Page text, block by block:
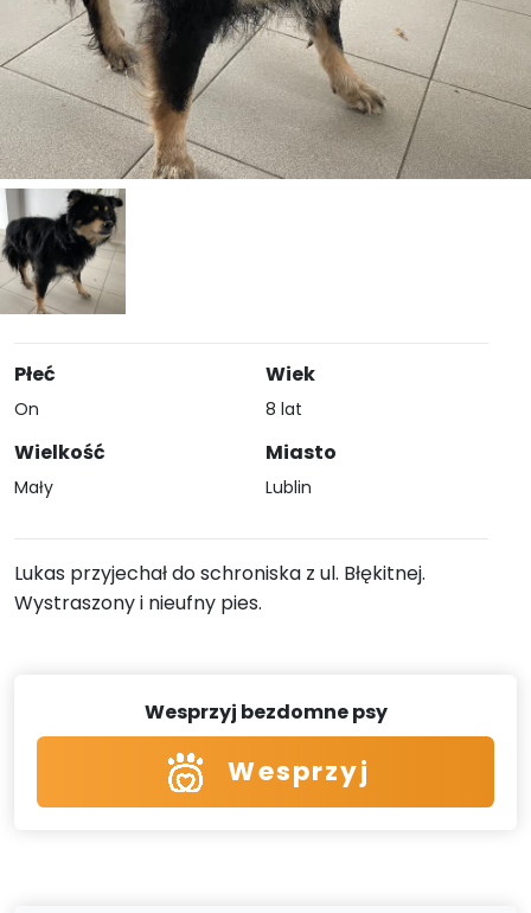
Płeć
On
Wielkość
Mały
Wiek
8 lat
Miasto
Lublin
Lukas przyjechał do schroniska z ul. Błękitnej.
Wystraszony i nieufny pies.
Wesprzyj bezdomne psy
Wesprzyj